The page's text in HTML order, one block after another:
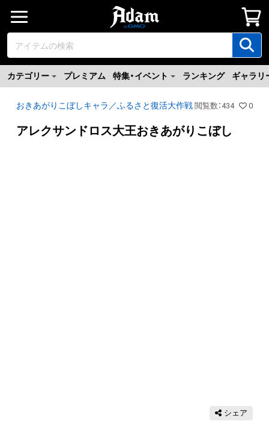
カテゴリー プレミアム 特集・イベント ランキング ギャラリ
おきあがりこぼしキャラ／ふるさと復活大作戦 閲覧数 ：434 0
アレクサンドロス大王おきあがりこぼし
シェア